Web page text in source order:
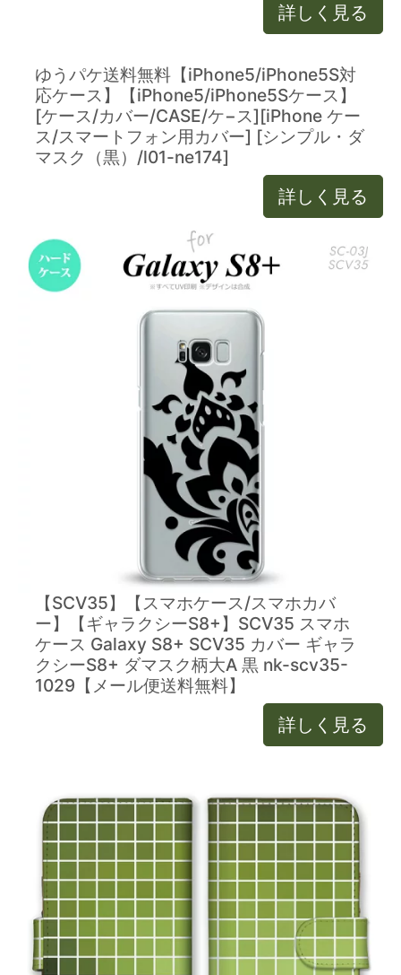
詳しく見る
ゆうパケ送料無料【iPhone5/iPhone5S対
応ケース】【iPhone5/iPhone5Sケース】
[ケース/カバー/CASE/ケ−ス][iPhone ケー
ス/スマートフォン用カバー] [シンプル・ダ
マスク（黒）/l01-ne174]
詳しく見る
【SCV35】【スマホケース/スマホカバ
ー】【ギャラクシーS8+】SCV35 スマホ
ケース Galaxy S8+ SCV35 カバー ギャラ
クシーS8+ ダマスク柄大A 黒 nk-scv35-
1029【メール便送料無料】
詳しく見る